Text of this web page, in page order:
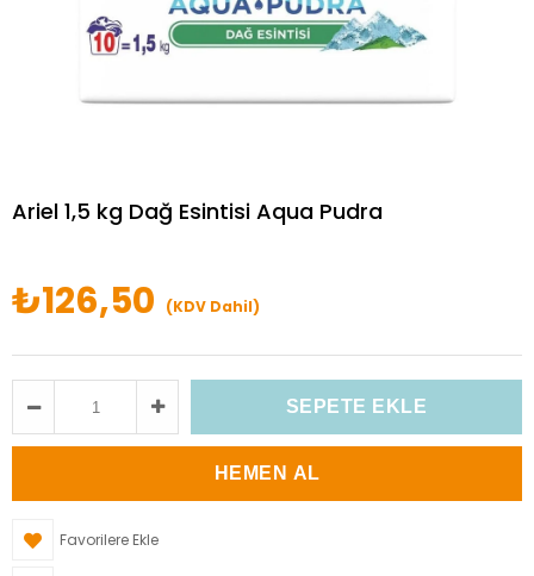
Ariel 1,5 kg Dağ Esintisi Aqua Pudra
₺126,50 (KDV Dahil)
Favorilere Ekle